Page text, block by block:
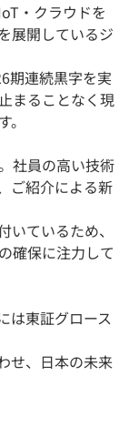
・クラウドを
展開しているジ
期連続黒字を実
まることなく現
社員の高い技術
ご紹介による新
いているため、
確保に注力して
は東証グロース
せ、日本の未来